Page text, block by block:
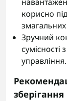
корисно
змагальних
Зручний
управління.
зберігання